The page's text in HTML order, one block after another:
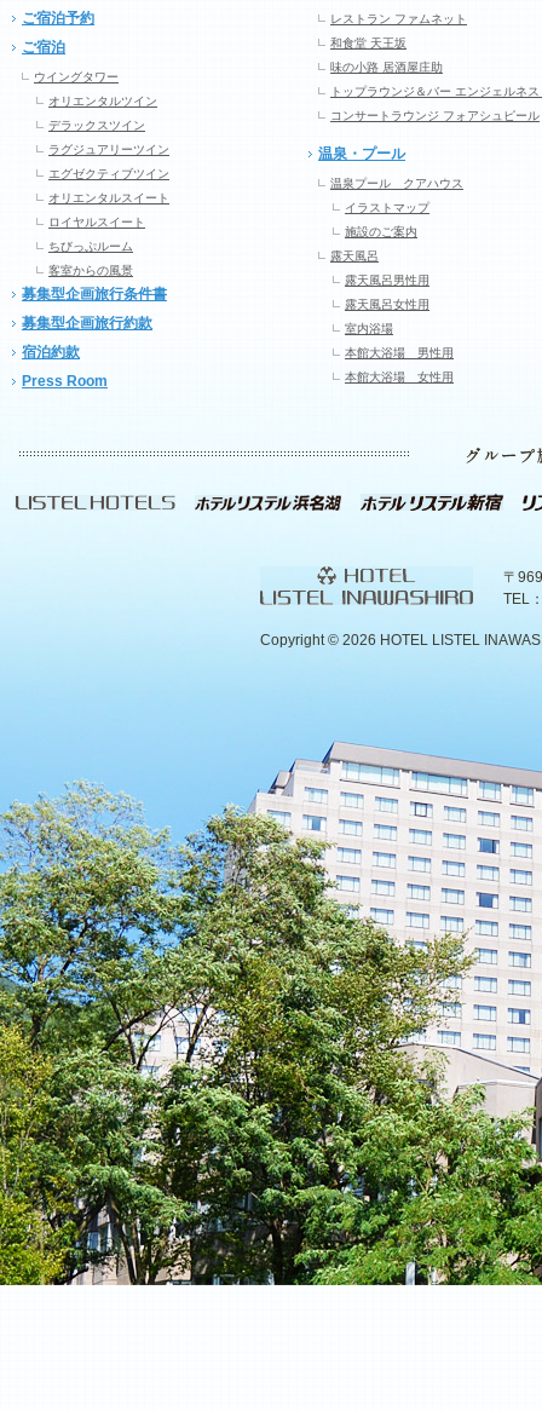
ご宿泊予約
ご宿泊
ウイングタワー
オリエンタルツイン
デラックスツイン
ラグジュアリーツイン
エグゼクティブツイン
オリエンタルスイート
ロイヤルスイート
ちびっぷルーム
客室からの風景
募集型企画旅行条件書
募集型企画旅行約款
宿泊約款
Press Room
レストラン ファムネット
和食堂 天王坂
味の小路 居酒屋庄助
トップラウンジ＆バー エンジェルネス
コンサートラウンジ フォアシュピール
温泉・プール
温泉プール クアハウス
イラストマップ
施設のご案内
露天風呂
露天風呂男性用
露天風呂女性用
室内浴場
本館大浴場 男性用
本館大浴場 女性用
〒
TEL
Copyright © 2026 HOTEL LISTEL